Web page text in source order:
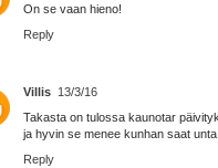
On se vaan hieno!
Reply
Villis 13/3/16
Takasta on tulossa kaunotar
ja hyvin se menee kunhan saat
Reply